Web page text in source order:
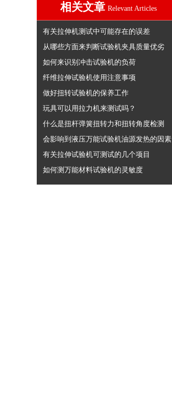
相关文章 Relevant Articles
有关拉伸机测试中可能存在的误差
从哪些方面来判断试验机夹具质量优劣
如何来识别冲击试验机的负荷
纤维拉伸试验机使用注意事项
做好扭转试验机的保养工作
玩具可以用拉力机来测试吗？
什么是扭杆弹簧扭转力和扭转角度检测
会影响到液压万能试验机油源发热的因素
有关拉伸试验机可测试的几个项目
如何测万能材料试验机的灵敏度